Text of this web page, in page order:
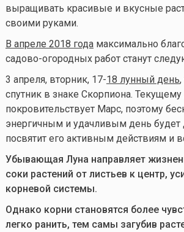
выращивать красивые и вкусные
своими руками.
В апреле 2018 годамаксимально
садово-огородных работ станут
3 апреля, вторник, 17-18 лунный день
спутник в знаке Скорпиона.
покровительствует Марс, поэтому
энергичным и удачливым день будет
посвятит его активным действиям и
Убывающая Луна направляет
соки растений от листьев к центр,
корневой системы.
Однако корни становятся более
легко ранить, тем самы загубив